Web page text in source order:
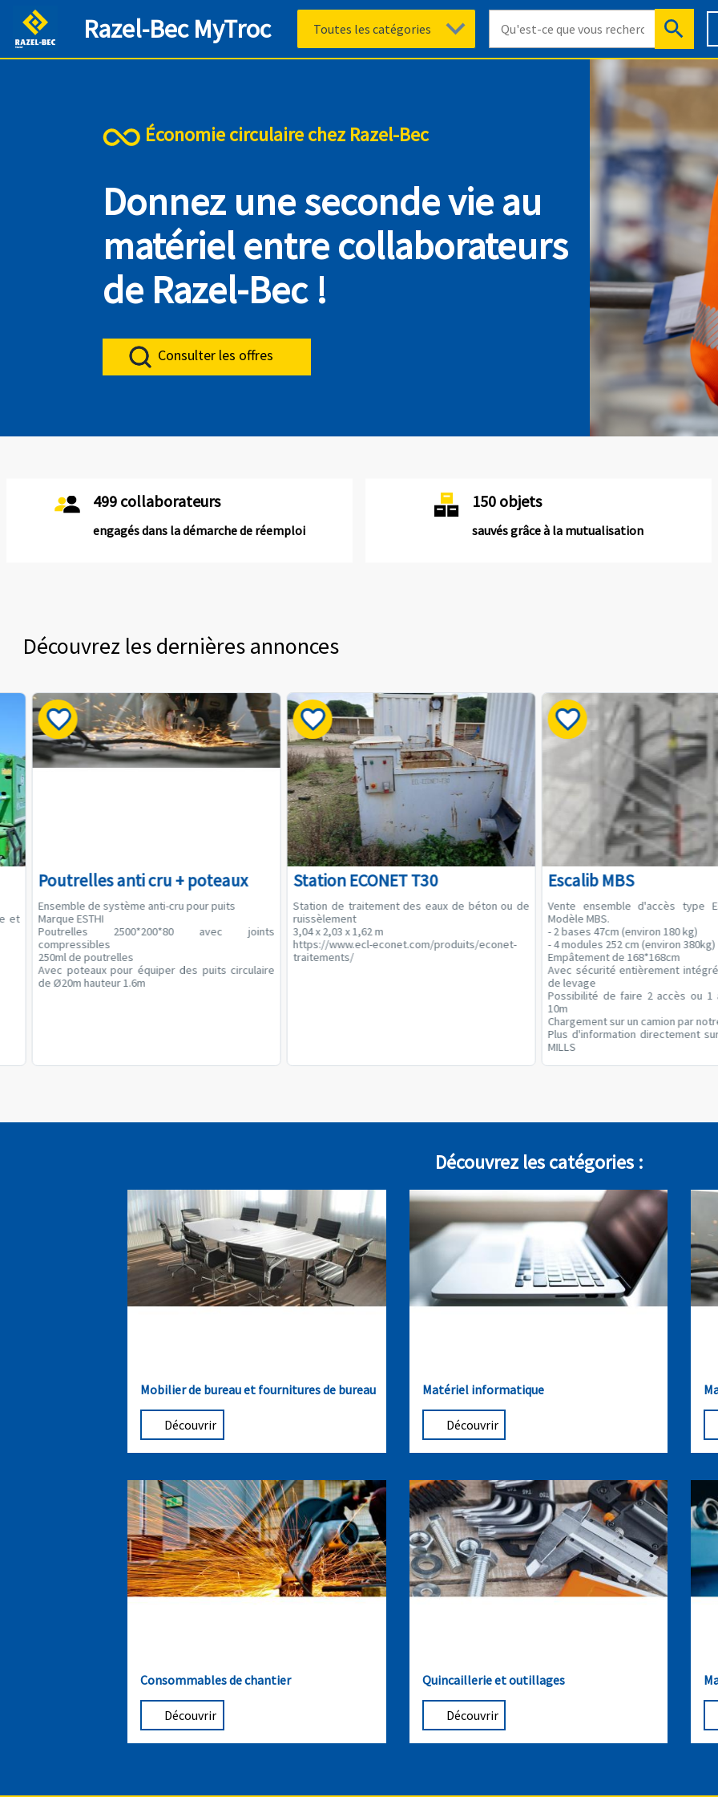
Razel-Bec MyTroc
Économie circulaire chez Razel-Bec
Donnez une seconde vie au
matériel entre collaborateurs
de Razel-Bec !
Consulter les offres
499 collaborateurs
engagés dans la démarche de réemploi
150 objets
sauvés grâce à la mutualisation
Découvrez les dernières annonces
et
Poutrelles anti cru + poteaux
Ensemble de système anti-cru pour puits
Marque ESTHI
Poutrelles 2500*200*80 avec joints
compressibles
250ml de poutrelles
Avec poteaux pour équiper des puits circulaire
de Ø20m hauteur 1.6m
Station ECONET T30
Station de traitement des eaux de béton ou de
ruissèlement
3,04 x 2,03 x 1,62 m
https://www.ecl-econet.com/produits/econet-
traitements/
Escalib MBS
Vente ensemble d'accès type
Modèle MBS.
- 2 bases 47cm (environ 180 kg)
- 4 modules 252 cm (environ 380kg)
Empâtement de 168*168cm
Avec sécurité entièrement
de levage
Possibilité de faire 2 accès ou 1
10m
Chargement sur un camion par
Plus d'information directement
MILLS
Découvrez les catégories :
Mobilier de bureau et fournitures de bureau
Découvrir
Matériel informatique
Découvrir
Consommables de chantier
Découvrir
Quincaillerie et outillages
Découvrir